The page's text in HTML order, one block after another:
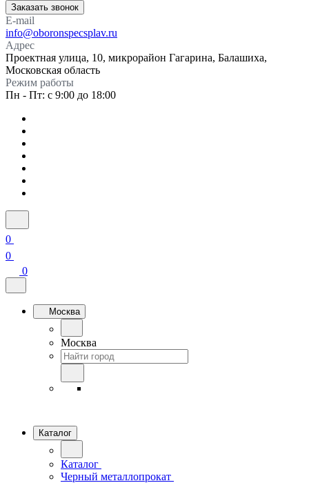
Заказать звонок
E-mail
info@oboronspecsplav.ru
Адрес
Проектная улица, 10, микрорайон Гагарина, Балашиха,
Московская область
Режим работы
Пн - Пт: с 9:00 до 18:00
0
0
0
Москва
Москва
Каталог
Каталог
Черный металлопрокат